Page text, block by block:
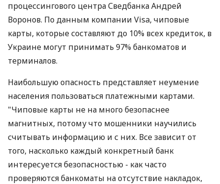
процессингового центра Сведбанка Андрей
Воронов. По данным компании Visa, чиповые
карты, которые составляют до 10% всех кредиток, в
Украине могут принимать 97% банкоматов и
терминалов.
Наибольшую опасность представляет неумение
населения пользоваться платежными картами.
"Чиповые карты не на много безопаснее
магнитных, потому что мошенники научились
считывать информацию и с них. Все зависит от
того, насколько каждый конкретный банк
интересуется безопасностью - как часто
проверяются банкоматы на отсутствие накладок,